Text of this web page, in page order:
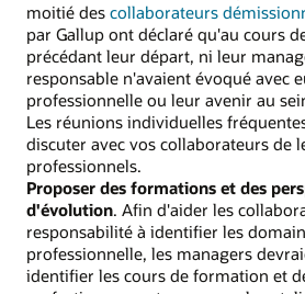
moitié des collaborateurs
par Gallup ont déclaré qu'au cours
précédant leur départ, ni leur
responsable n'avaient évoqué avec
professionnelle ou leur avenir au
Les réunions individuelles
discuter avec vos collaborateurs de
professionnels.
Proposer des formations et des
d'évolution. Afin d'aider les
responsabilité à identifier les
professionnelle, les managers
identifier les cours de formation et